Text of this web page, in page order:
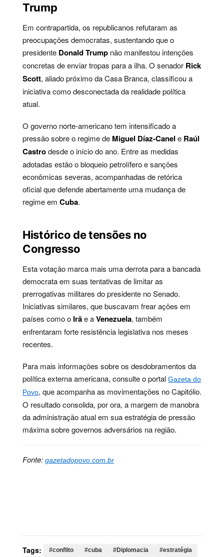
Trump
Em contrapartida, os republicanos refutaram as
preocupações democratas, sustentando que o
presidente Donald Trump não manifestou intenções
concretas de enviar tropas para a ilha. O senador Rick
Scott, aliado próximo da Casa Branca, classificou a
iniciativa como desconectada da realidade política
atual.
O governo norte-americano tem intensificado a
pressão sobre o regime de Miguel Díaz-Canel e Raúl
Castrodesde o início do ano. Entre as medidas
adotadas estão o bloqueio petrolífero e sanções
econômicas severas, acompanhadas de retórica
oficial que defende abertamente uma mudança de
regime em Cuba.
Histórico de tensões no
Congresso
Esta votação marca mais uma derrota para a bancada
democrata em suas tentativas de limitar as
prerrogativas militares do presidente no Senado.
Iniciativas similares, que buscavam frear ações em
países como o Irãe aVenezuela, também
enfrentaram forte resistência legislativa nos meses
recentes.
Para mais informações sobre os desdobramentos da
política externa americana, consulte o portal Gazeta do
Povo, que acompanha as movimentações no Capitólio.
O resultado consolida, por ora, a margem de manobra
da administração atual em sua estratégia de pressão
máxima sobre governos adversários na região.
Fonte: gazetadopovo.com.br
Tags: #conflito #cuba #Diplomacia
#estratégia